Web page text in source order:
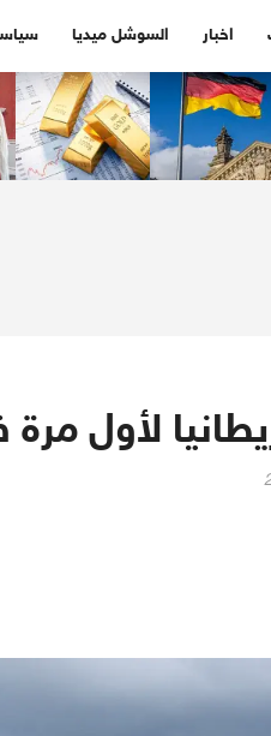
اخبار السوشل ميديا
لأول مرة في